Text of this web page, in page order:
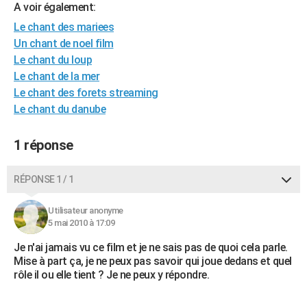
Forum
Aménagement intérieur
Extérieur
Cuisine
Salle de bains
Jardinage
Rangement
WEEK-END
Guides de France
Escapades
Patrimoine
Expositions
Musées
Week-end nature
+LIFESTYLE
Art de vivre
Bien-être
Loisirs
Mode
Modes de vie
SANTE
Alimentation
Guide de la santé
Maladies
Médicaments
Sommeil
VOYAGE
GUIDES D'ACHAT
BONS PLANS
CARTE DE VOEUX
Carte de Noël
Carte Bonne année
Carte Saint-Valentin
Carte Pâques
Carte d'anniversaire
DICTIONNAIRE
Dictionnaire
Biographies
Citations
Expressions
Proverbes
PROGRAMME TV
A voir également:
Le chant des mariees
Un chant de noel film
Le chant du loup
Le chant de la mer
Le chant des forets streaming
Le chant du danube
1 réponse
RÉPONSE 1 / 1
Utilisateur anonyme
5 mai 2010 à 17:09
Je n'ai jamais vu ce film et je ne sais pas de quoi cela parle.
Mise à part ça, je ne peux pas savoir qui joue dedans et quel
rôle il ou elle tient ? Je ne peux y répondre.